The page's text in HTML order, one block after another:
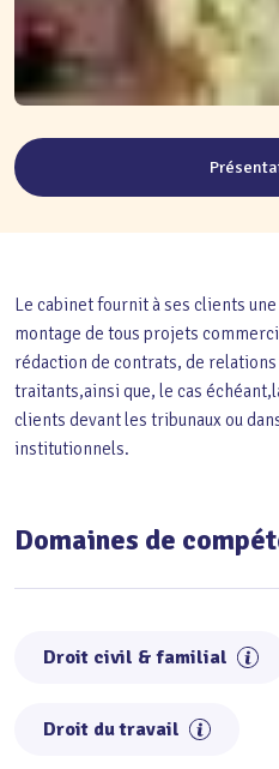
Le cabinet fournit à ses clients
montage de tous projets
rédaction de contrats, de relations
traitants,ainsi que, le cas
clients devant les tribunaux ou
institutionnels.
Domaines de
Droit civil & familial
Droit du travail